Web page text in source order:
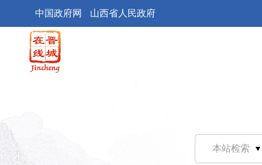
中国政府网 山西省人民政府
本站检索